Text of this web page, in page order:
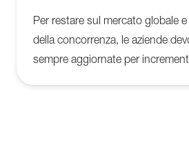
Per restare sul mercato globale
della concorrenza, le aziende
sempre aggiornate per